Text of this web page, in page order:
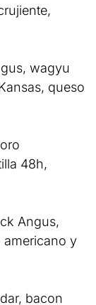
wagyu
queso
48h,
Angus,
americano y
bacon